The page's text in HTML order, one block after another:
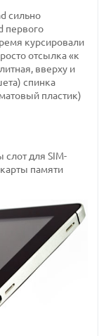
сильно
первого
курсировали
отсылка «к
вверху и
спинка
пластик)
для SIM-
памяти